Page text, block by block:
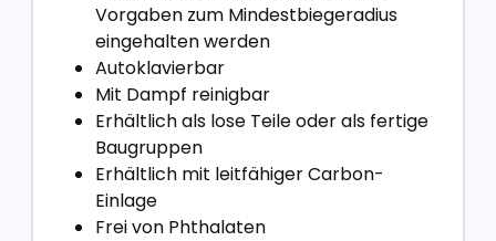
Vorgaben zum Mindestbiegeradius
eingehalten werden
Autoklavierbar
Mit Dampf reinigbar
Erhältlich als lose Teile oder als fertige
Baugruppen
Erhältlich mit leitfähiger Carbon-
Einlage
Frei von Phthalaten